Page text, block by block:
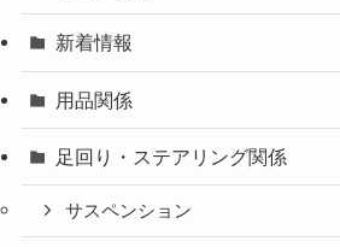
新着情報
用品関係
足回り・ステアリング関係
サスペンション